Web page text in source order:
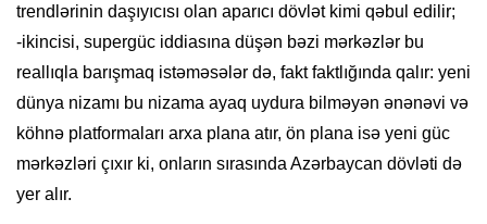
trendlərinin daşıyıcısı olan aparıcı dövlət kimi qəbul edilir;
-ikincisi, supergüc iddiasına düşən bəzi mərkəzlər bu
reallıqla barışmaq istəməsələr də, fakt faktlığında qalır: yeni
dünya nizamı bu nizama ayaq uydura bilməyən ənənəvi və
köhnə platformaları arxa plana atır, ön plana isə yeni güc
mərkəzləri çıxır ki, onların sırasında Azərbaycan dövləti də
yer alır.